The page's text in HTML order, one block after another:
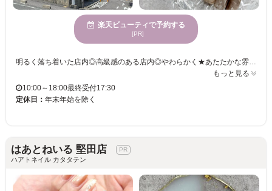
楽天ビューティで予約する
[PR]
もっと見る
10:00～18:00最終受付17:30
定休日： 年末年始を除く
はあとねいる 堅田店
ハアトネイル カタタテン